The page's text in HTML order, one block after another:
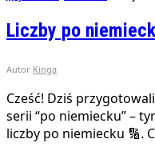
Liczby po
Autor Kinga
Cześć! Dziś
serii “po niemiecku” –
liczby po niemiecku 🔢.